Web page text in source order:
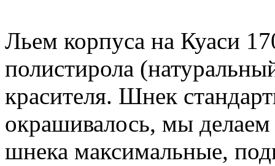
Льем корпуса на Куаси
полистирола
красителя. Шнек
окрашивалось, мы
шнека максимальные,